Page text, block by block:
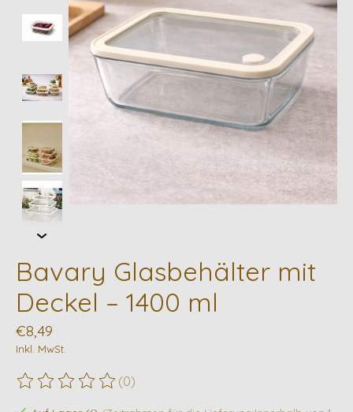
Bavary Glasbehälter mit
Deckel – 1400 ml
€8,49
Inkl. MwSt.
Die Bewertung dieses Produkts ist
(0)